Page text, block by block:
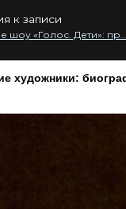
к записи
шоу «Голос. Дети»:
художники: